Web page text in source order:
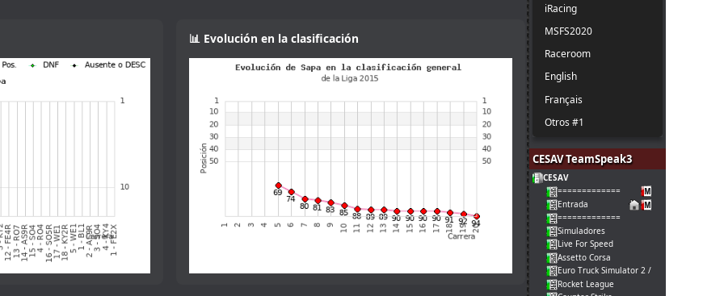
setup para rodar un poco e
quiero comprarme uno de verdad :-
una pista algo más grande y si tanto
gustó, como para utilizarlo en una
📊 Evolución en la clasificación
iRacing
MSFS2020
Raceroom
English
Français
Otros #1
CESAV TeamSpeak3
CESAV
=============
Entrada
=============
Simuladores
Live For Speed
Assetto Corsa
Euro Truck Simulator 2 / American Truck
Rocket League